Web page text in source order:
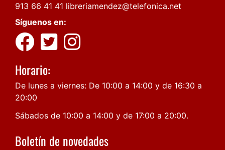
913 66 41 41 libreriamendez@telefonica.net
Síguenos en:
Horario:
De lunes a viernes: De 10:00 a 14:00 y de 16:30 a
20:00
Sábados de 10:00 a 14:00 y de 17:00 a 20:00.
Boletín de novedades